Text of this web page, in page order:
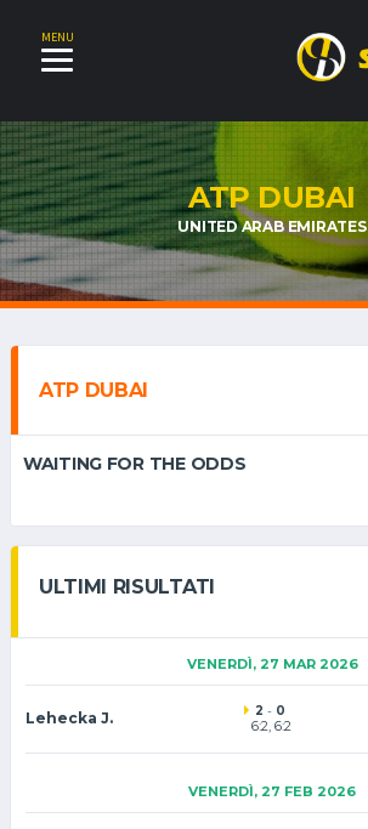
MENU
ATP DUBAI
UNITED ARAB EMIRATES
ATP DUBAI
WAITING FOR THE ODDS
ULTIMI RISULTATI
VENERDÌ, 27 MAR 2026
Lehecka J. 2 - 0
6:2, 6:2
VENERDÌ, 27 FEB 2026